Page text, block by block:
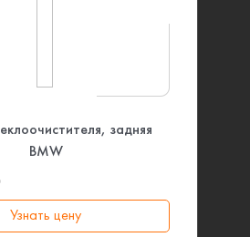
задняя
BMW
Узнать цену